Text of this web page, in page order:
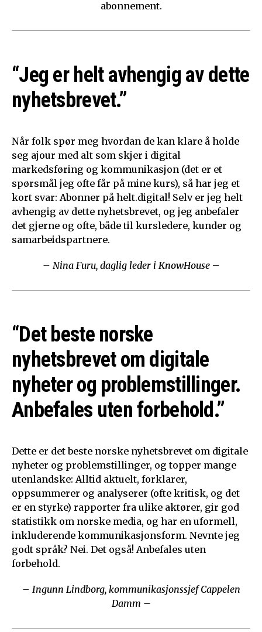
abonnement.
“Jeg er helt avhengig av dette
nyhetsbrevet.”
Når folk spør meg hvordan de kan klare å holde
seg ajour med alt som skjer i digital
markedsføring og kommunikasjon (det er et
spørsmål jeg ofte får på mine kurs), så har jeg et
kort svar: Abonner på helt.digital! Selv er jeg helt
avhengig av dette nyhetsbrevet, og jeg anbefaler
det gjerne og ofte, både til kursledere, kunder og
samarbeidspartnere.
– Nina Furu, daglig leder i KnowHouse –
“Det beste norske
nyhetsbrevet om digitale
nyheter og problemstillinger.
Anbefales uten forbehold.”
Dette er det beste norske nyhetsbrevet om digitale
nyheter og problemstillinger, og topper mange
utenlandske: Alltid aktuelt, forklarer,
oppsummerer og analyserer (ofte kritisk, og det
er en styrke) rapporter fra ulike aktører, gir god
statistikk om norske media, og har en uformell,
inkluderende kommunikasjonsform. Nevnte jeg
godt språk? Nei. Det også! Anbefales uten
forbehold.
– Ingunn Lindborg, kommunikasjonssjef Cappelen
Damm –